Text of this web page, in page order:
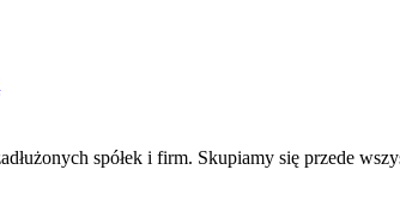
spółek i firm. Skupiamy się przede